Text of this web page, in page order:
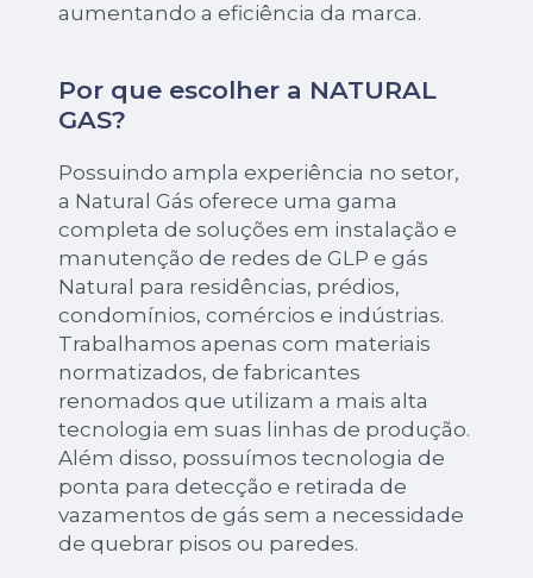
aumentando a eficiência da marca.
Por que escolher a NATURAL
GAS?
Possuindo ampla experiência no setor,
a Natural Gás oferece uma gama
completa de soluções em instalação e
manutenção de redes de GLP e gás
Natural para residências, prédios,
condomínios, comércios e indústrias.
Trabalhamos apenas com materiais
normatizados, de fabricantes
renomados que utilizam a mais alta
tecnologia em suas linhas de produção.
Além disso, possuímos tecnologia de
ponta para detecção e retirada de
vazamentos de gás sem a necessidade
de quebrar pisos ou paredes.